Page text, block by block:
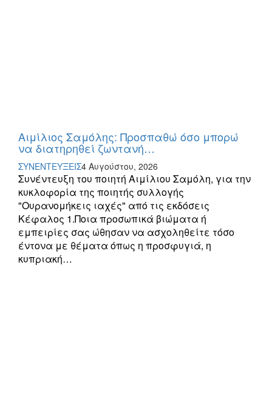
Αιμίλιος Σαμόλης: Προσπαθώ όσο μπορώ
να διατηρηθεί ζωντανή…
ΣΥΝΕΝΤΕΥΞΕΙΣ4 Αυγούστου, 2026
Συνέντευξη του ποιητή Αιμίλιου Σαμόλη, για την
κυκλοφορία της ποιητής συλλογής
"Ουρανομήκεις ιαχές" από τις εκδόσεις
Κέφαλος 1.Ποια προσωπικά βιώματα ή
εμπειρίες σας ώθησαν να ασχοληθείτε τόσο
έντονα με θέματα όπως η προσφυγιά, η
κυπριακή…